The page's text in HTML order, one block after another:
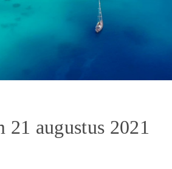
augustus 2021